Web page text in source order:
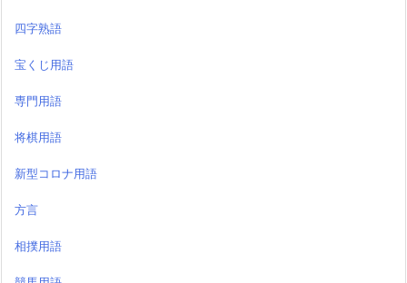
四字熟語
宝くじ用語
専門用語
将棋用語
新型コロナ用語
方言
相撲用語